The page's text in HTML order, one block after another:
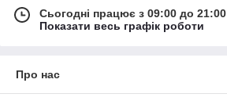
Сьогодні працює з 09:00 до 21:00
Показати весь графік роботи
Про нас